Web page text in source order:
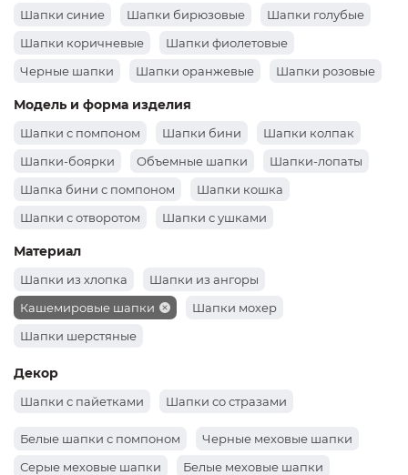
Шапки синие
Шапки бирюзовые
Шапки голубые
Шапки коричневые
Шапки фиолетовые
Черные шапки
Шапки оранжевые
Шапки розовые
Шапки зеленые
Шапки бордовые
Шапки серые
Шапки желтые Красные шапки
Модель и форма изделия
Шапки с помпоном Шапки бини
Шапки колпак
Шапки-боярки
Объемные шапки
Шапки-лопаты
Шапка бини с помпоном
Шапки кошка
Шапки с отворотом
Шапки с ушками
Шапки докерки как носил Жак-Ив Кусто
Материал
Шапки из хлопка
Шапки из ангоры
Кашемировые шапки
Шапки мохер
Шапки шерстяные
Декор
Шапки с пайетками Шапки со стразами
Белые шапки с помпоном
Черные меховые шапки
Серые меховые шапки
Белые меховые шапки